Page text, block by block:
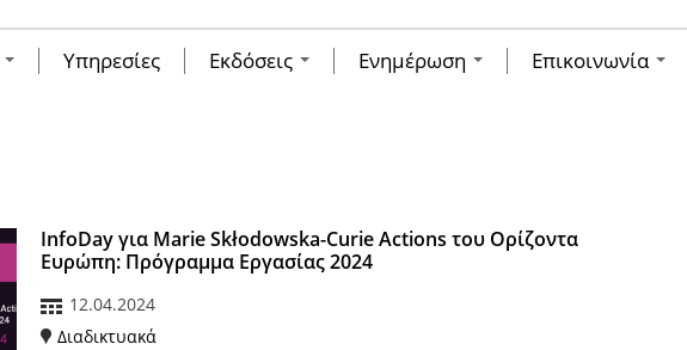
Υπηρεσίες Εκδόσεις Ενημέρωση Επικοινωνία
InfoDay για Marie Skłodowska-Curie Actions του Ορίζοντα
Ευρώπη: Πρόγραμμα Εργασίας 2024
12.04.2024
Διαδικτυακά